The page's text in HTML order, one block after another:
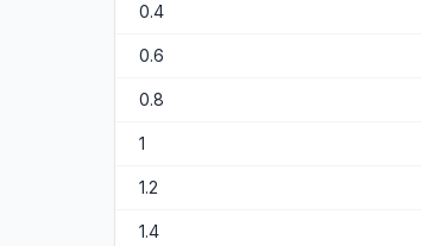
0.4
0.6
0.8
1
1.2
1.4